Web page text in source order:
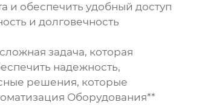
и обеспечить удобный доступ
и долговечность
задача, которая
надежность,
решения, которые
Оборудования**